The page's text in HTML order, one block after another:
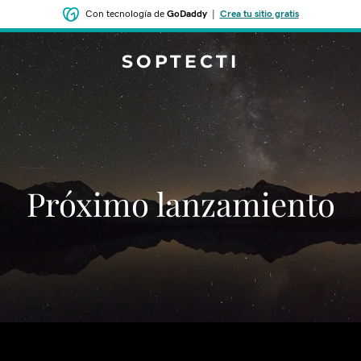
Con tecnología de GoDaddy| Crea tu sitio gratis
SOPTECTI
‌‌Próximo lanzamiento